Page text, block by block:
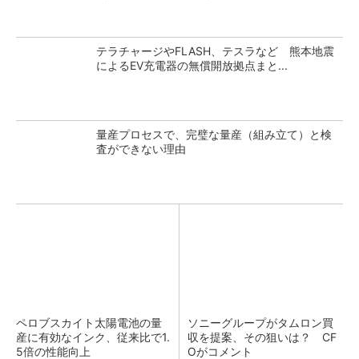
テラチャージやFLASH、テスラなど 熊本地震
によるEV充電器の無償開放拠点まと...
量産プロセスで、完璧な量産（組み立て）と検
査ができない理由
ペロブスカイト太陽電池の量
産に有効なインク、従来比で1.
5倍の性能向上
ソニーグループがタムロン買
収を提案、その狙いは？ CF
Oがコメント